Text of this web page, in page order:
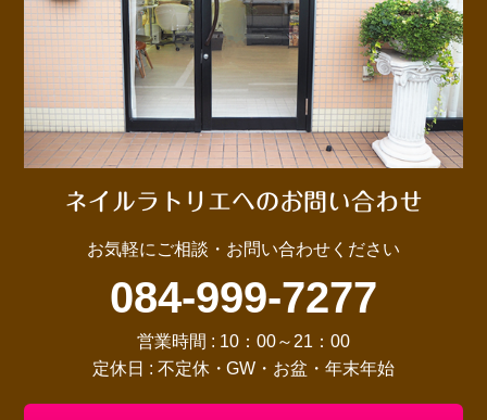
ネイルラトリエへのお問い合わせ
お気軽にご相談・お問い合わせください
084-999-7277
営業時間 : 10：00～21：00
定休日 : 不定休・GW・お盆・年末年始